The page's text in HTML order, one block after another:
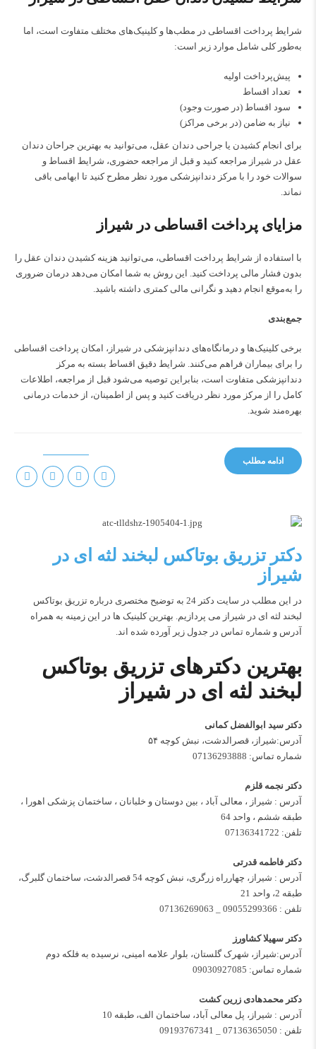
شرایط پرداخت اقساطی در مطب‌ها و کلینیک‌های مختلف متفاوت است، اما
به‌طور کلی شامل موارد زیر است:
پیش‌پرداخت اولیه
تعداد اقساط
سود اقساط (در صورت وجود)
نیاز به ضامن (در برخی مراکز)
برای انجام کشیدن یا جراحی دندان عقل، می‌توانید به بهترین جراحان دندان
عقل در شیراز مراجعه کنید و قبل از مراجعه حضوری، شرایط اقساط و
سوالات خود را با مرکز دندانپزشکی مورد نظر مطرح کنید تا ابهامی باقی
نماند.
مزایای پرداخت اقساطی در شیراز
با استفاده از شرایط پرداخت اقساطی، می‌توانید هزینه کشیدن دندان عقل را
بدون فشار مالی پرداخت کنید. این روش به شما امکان می‌دهد درمان ضروری
را به‌موقع انجام دهید و نگرانی مالی کمتری داشته باشید.
جمع‌بندی
برخی کلینیک‌ها و درمانگاه‌های دندانپزشکی در شیراز، امکان پرداخت اقساطی
را برای بیماران فراهم می‌کنند. شرایط دقیق اقساط بسته به مرکز
دندانپزشکی متفاوت است، بنابراین توصیه می‌شود قبل از مراجعه، اطلاعات
کامل را از مرکز مورد نظر دریافت کنید و پس از اطمینان، از خدمات درمانی
بهره‌مند شوید.
ادامه مطلب
دکتر تزریق بوتاکس لبخند لثه ای در
شیراز
در این مطلب در سایت دکتر 24 به توضیح مختصری درباره تزریق بوتاکس
لبخند لثه ای در شیراز می پردازیم. بهترین کلینیک ها در این زمینه به همراه
آدرس و شماره تماس در جدول زیر آورده شده اند.
بهترین دکترهای تزریق بوتاکس
لبخند لثه ای در شیراز
دکتر سید ابوالفضل کمانی
آدرس:شیراز، قصرالدشت، نبش کوچه ۵۴
شماره تماس: 07136293888
دکتر نجمه قلزم
آدرس : شیراز ، معالی آباد ، بین دوستان و خلبانان ، ساختمان پزشکی اهورا ،
طبقه ششم ، واحد 64
تلفن: 07136341722
دکتر فاطمه قدرتی
آدرس : شیراز، چهارراه زرگری، نبش کوچه 54 قصرالدشت، ساختمان گلبرگ،
طبقه 2، واحد 21
تلفن : 09055299366
07136269063
دکتر سهیلا کشاورز
آدرس:شیراز، شهرک گلستان، بلوار علامه امینی، نرسیده به فلکه دوم
شماره تماس: 09030927085
دکتر محمدهادی زرین کشت
آدرس : شیراز، پل معالی آباد، ساختمان الف، طبقه 10
تلفن : 07136365050
09193767341